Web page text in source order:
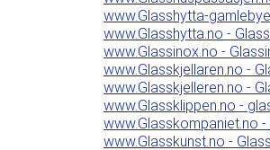
www.Glasshytta-
www.Glasshytta.no -
www.Glassinox.no -
www.Glasskjellaren.no -
www.Glasskjelleren.no -
www.Glassklippen.no -
www.Glasskompaniet.no
www.Glasskunst.no -